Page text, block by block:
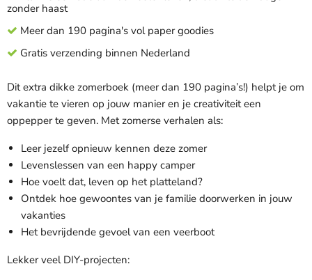
zonder haast
Meer dan 190 pagina's vol paper goodies
Gratis verzending binnen Nederland
Dit extra dikke zomerboek (meer dan 190 pagina’s!) helpt je om
vakantie te vieren op jouw manier en je creativiteit een
oppepper te geven. Met zomerse verhalen als:
Leer jezelf opnieuw kennen deze zomer
Levenslessen van een happy camper
Hoe voelt dat, leven op het platteland?
Ontdek hoe gewoontes van je familie doorwerken in jouw
vakanties
Het bevrijdende gevoel van een veerboot
Lekker veel DIY-projecten: